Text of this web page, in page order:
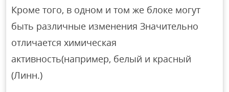
Кроме того, в одном и том же блоке могут
быть различные изменения Значительно
отличается химическая
активность(например, белый и красный
(Линн.)